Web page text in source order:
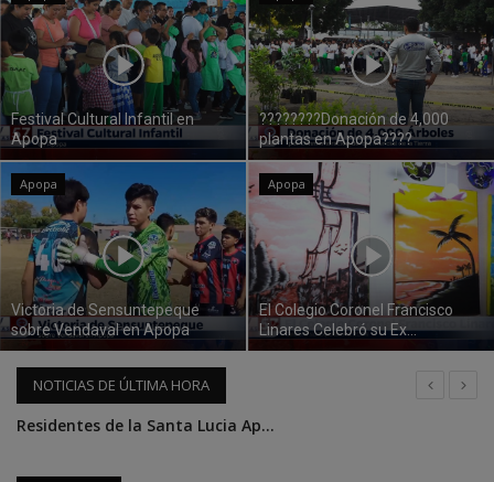
Festival Cultural Infantil en
Apopa
????????Donación de 4,000
plantas en Apopa????
Apopa
Victoria de Sensuntepeque
sobre Vendaval en Apopa
Apopa
El Colegio Coronel Francisco
Linares Celebró su Ex...
NOTICIAS DE ÚLTIMA HORA
Residentes de la Santa Lucia Apopa Solicitan Intervención Urgente por fuga de agua